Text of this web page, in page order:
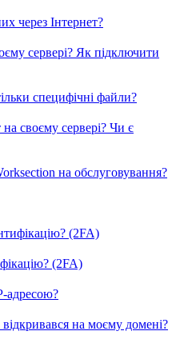
через Інтернет?
сервері? Як підключити
специфічні файли?
своєму сервері? Чи є
на обслуговування?
(2FA)
(2FA)
адресою?
на моєму домені?